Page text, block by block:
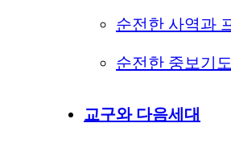
순전한 사역과
순전한 중보기도
교구와 다음세대